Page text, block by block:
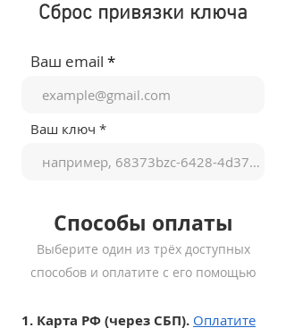
Сброс привязки ключа
Ваш email
Ваш ключ
Способы оплаты
Выберите один из трёх доступных
способов и оплатите с его помощью
1. Карта РФ (через СБП). Оплатите